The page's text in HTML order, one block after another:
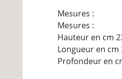
Mesures :
Mesures :
Hauteur en cm
Longueur en cm
Profondeur en